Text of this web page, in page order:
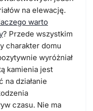
na elewację.
warto
? Przede wszystkim
charakter domu
wyróżniał
kamienia jest
na działanie
czasu. Nie ma